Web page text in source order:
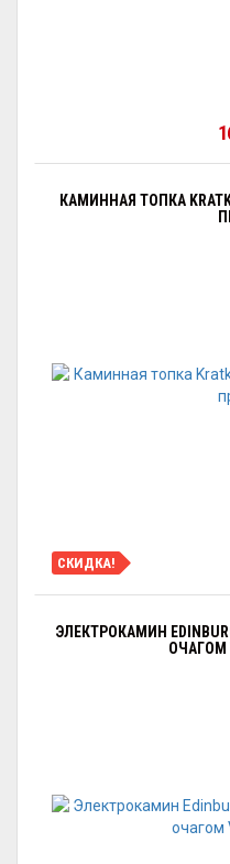
КАМИННАЯ ТОПКА
СКИДКА!
ЭЛЕКТРОКАМИН
ОЧАГОМ